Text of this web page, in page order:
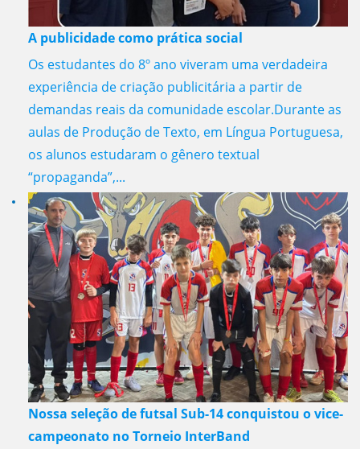
A publicidade como prática social
Os estudantes do 8º ano viveram uma verdadeira
experiência de criação publicitária a partir de
demandas reais da comunidade escolar.Durante as
aulas de Produção de Texto, em Língua Portuguesa,
os alunos estudaram o gênero textual
“propaganda”,...
Nossa seleção de futsal Sub-14 conquistou o vice-
campeonato no Torneio InterBand